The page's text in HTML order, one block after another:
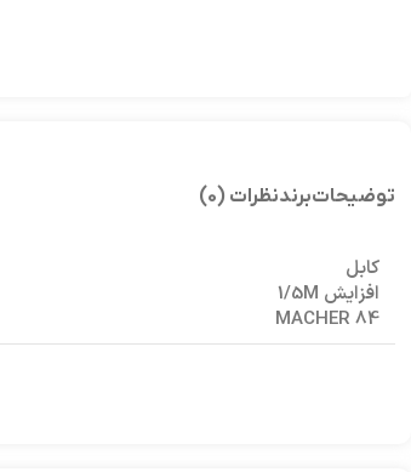
توضیحاتبرندنظرات (0)
کابل
افزایش 1/5M
MACHER 84